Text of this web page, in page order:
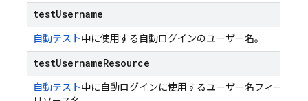
testUsername
自動テスト中に使用する自動ログインのユーザー名。
testUsernameResource
自動テスト中に自動ログインに使用するユーザー名フィールド